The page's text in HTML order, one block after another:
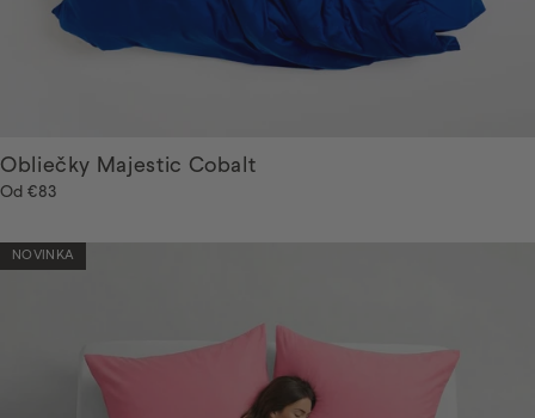
Obliečky Majestic Cobalt
Od €83
NOVINKA